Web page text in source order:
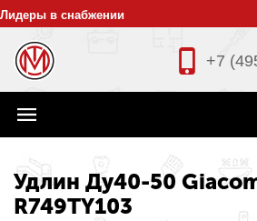
Лидеры в снабжении
+7
Удлин Ду40-50
R749TY103